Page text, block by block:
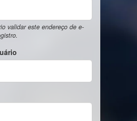
validar este endereço de e-